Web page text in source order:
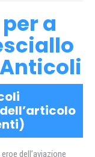
a
dell’aviazione